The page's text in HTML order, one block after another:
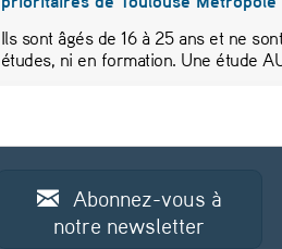
Ils sont âgés de 16 à 25 ans et ne
études, ni en formation. Une étude
Abonnez-vous à
notre newsletter